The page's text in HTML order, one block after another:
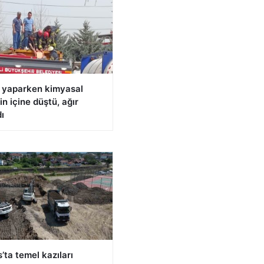
kimyasal
içine düştü, ağır
temel kazıları